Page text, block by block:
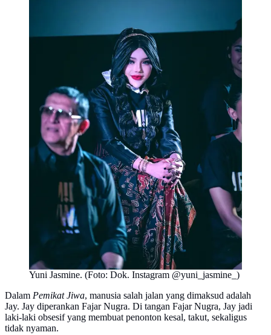
Yuni Jasmine. (Foto: Dok. Instagram @yuni_jasmine_)
Dalam Pemikat Jiwa, manusia salah jalan yang dimaksud adalah
Jay. Jay diperankan Fajar Nugra. Di tangan Fajar Nugra, Jay jadi
laki-laki obsesif yang membuat penonton kesal, takut, sekaligus
tidak nyaman.